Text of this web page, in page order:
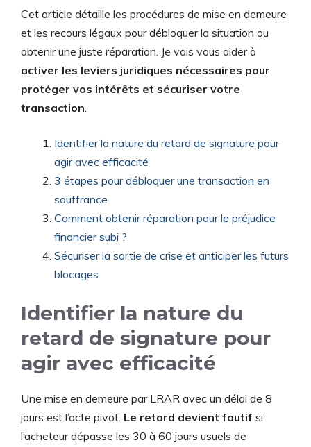
Cet article détaille les procédures de mise en demeure
et les recours légaux pour débloquer la situation ou
obtenir une juste réparation. Je vais vous aider à
activer les leviers juridiques nécessaires pour
protéger vos intérêts et sécuriser votre
transaction.
Identifier la nature du retard de signature pour
agir avec efficacité
3 étapes pour débloquer une transaction en
souffrance
Comment obtenir réparation pour le préjudice
financier subi ?
Sécuriser la sortie de crise et anticiper les futurs
blocages
Identifier la nature du
retard de signature pour
agir avec efficacité
Une mise en demeure par LRAR avec un délai de 8
jours est l’acte pivot. Le retard devient fautif si
l’acheteur dépasse les 30 à 60 jours usuels de